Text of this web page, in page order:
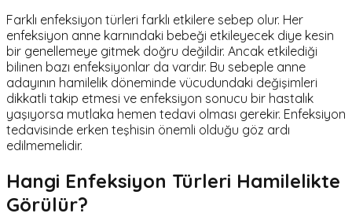
Farklı enfeksiyon türleri farklı etkilere sebep olur. Her
enfeksiyon anne karnındaki bebeği etkileyecek diye kesin
bir genellemeye gitmek doğru değildir. Ancak etkilediği
bilinen bazı enfeksiyonlar da vardır. Bu sebeple anne
adayının hamilelik döneminde vücudundaki değişimleri
dikkatli takip etmesi ve enfeksiyon sonucu bir hastalık
yaşıyorsa mutlaka hemen tedavi olması gerekir. Enfeksiyon
tedavisinde erken teşhisin önemli olduğu göz ardı
edilmemelidir.
Hangi Enfeksiyon Türleri Hamilelikte
Görülür?